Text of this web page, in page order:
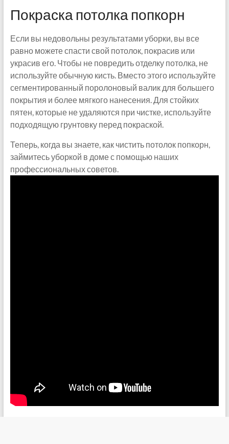
Покраска потолка попкорн
Если вы недовольны результатами уборки, вы все
равно можете спасти свой потолок, покрасив или
украсив его. Чтобы не повредить отделку потолка, не
используйте обычную кисть. Вместо этого используйте
сегментированный поролоновый валик для большего
покрытия и более мягкого нанесения. Для стойких
пятен, которые не удаляются при чистке, используйте
подходящую грунтовку перед покраской.
Теперь, когда вы знаете, как чистить потолок попкорн,
займитесь уборкой в доме с помощью наших
профессиональных советов.